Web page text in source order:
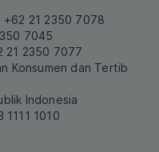
+62 21 2350 7078
7045
21 2350 7077
Konsumen dan Tertib
Indonesia
1010